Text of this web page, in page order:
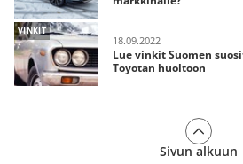
VINKIT
18.09.2022
Lue vinkit Suomen
Toyotan huoltoon
Sivun alkuun